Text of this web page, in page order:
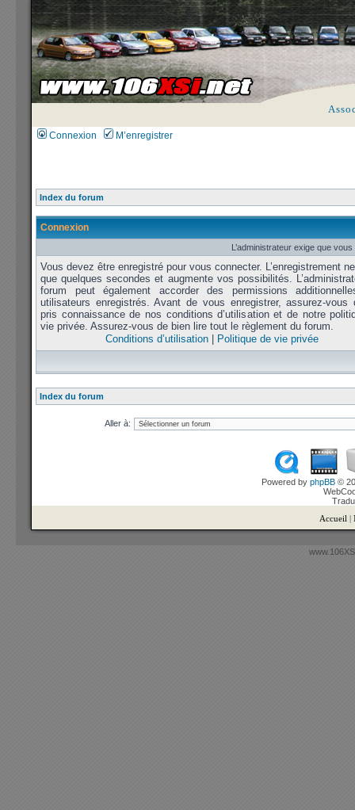
Connexion M’enregistrer
Index du forum
Connexion
L’administrateur exige que
Vous devez être enregistré pour vous connecter. L’enregistrement
que quelques secondes et augmente vos possibilités.
forum peut également accorder des permissions
utilisateurs enregistrés. Avant de vous enregistrer, assurez-vous
pris connaissance de nos conditions d’utilisation et de notre
vie privée. Assurez-vous de bien lire tout le règlement du forum.
Conditions d’utilisation
Politique de vie privée
Index du forum
Aller à:
Powered by phpBB ©
Accueil |